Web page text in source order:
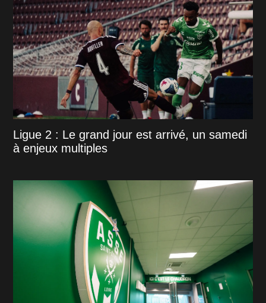
Ligue 2 : Le grand jour est arrivé, un samedi
à enjeux multiples